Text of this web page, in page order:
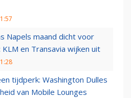
Napels maand dicht voor
en Transavia wijken uit
tijdperk: Washington Dulles
van Mobile Lounges